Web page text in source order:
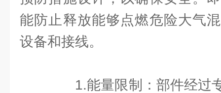
能防止释放能够点燃危险大气
设备和接线。
1.能量限制：部件经过